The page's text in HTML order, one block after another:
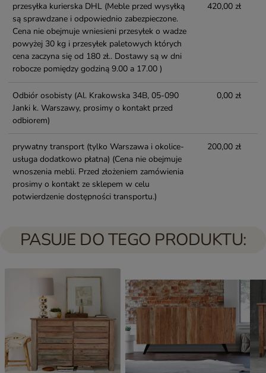
przesyłka kurierska DHL (Meble przed wysyłką
są sprawdzane i odpowiednio zabezpieczone.
Cena nie obejmuje wniesieni przesyłek o wadze
powyżej 30 kg i przesyłek paletowych których
cena zaczyna się od 180 zł.. Dostawy są w dni
robocze pomiędzy godziną 9.00 a 17.00 )
420,00 zł
Odbiór osobisty (Al. Krakowska 34B, 05-090
Janki k. Warszawy, prosimy o kontakt przed
odbiorem)
0,00 zł
prywatny transport (tylko Warszawa i okolice-
usługa dodatkowo płatna) (Cena nie obejmuje
wnoszenia mebli. Przed złożeniem zamówienia
prosimy o kontakt ze sklepem w celu
potwierdzenie dostępności transportu.)
200,00 zł
PASUJE DO TEGO PRODUKTU: